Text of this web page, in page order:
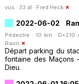
vus · 33 dl · Fred.Heck
2022-06-02
Pédestre · 10 km ·
Raon
Départ parking du
fontaine des Maçons
Dieu.